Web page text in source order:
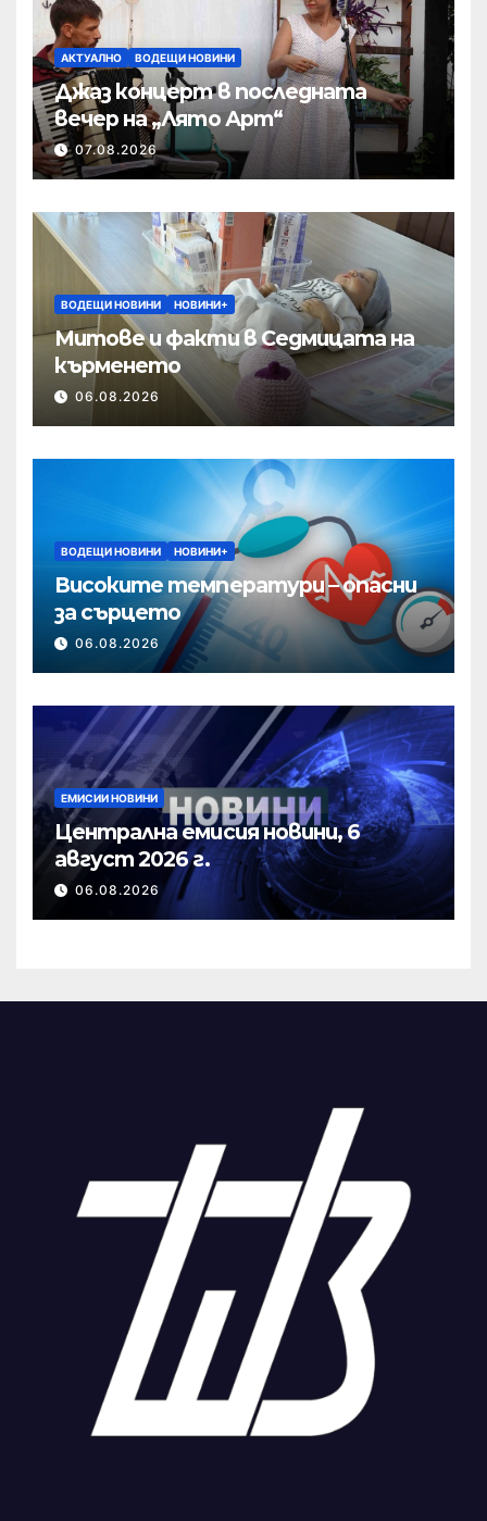
АКТУАЛНО ВОДЕЩИ НОВИНИ
Джаз концерт в последната
вечер на „Лято Арт“
07.08.2026
ВОДЕЩИ НОВИНИ НОВИНИ+
Митове и факти в Седмицата на
кърменето
06.08.2026
ВОДЕЩИ НОВИНИ НОВИНИ+
Високите температури – опасни
за сърцето
06.08.2026
ЕМИСИИ НОВИНИ
Централна емисия новини, 6
август 2026 г.
06.08.2026